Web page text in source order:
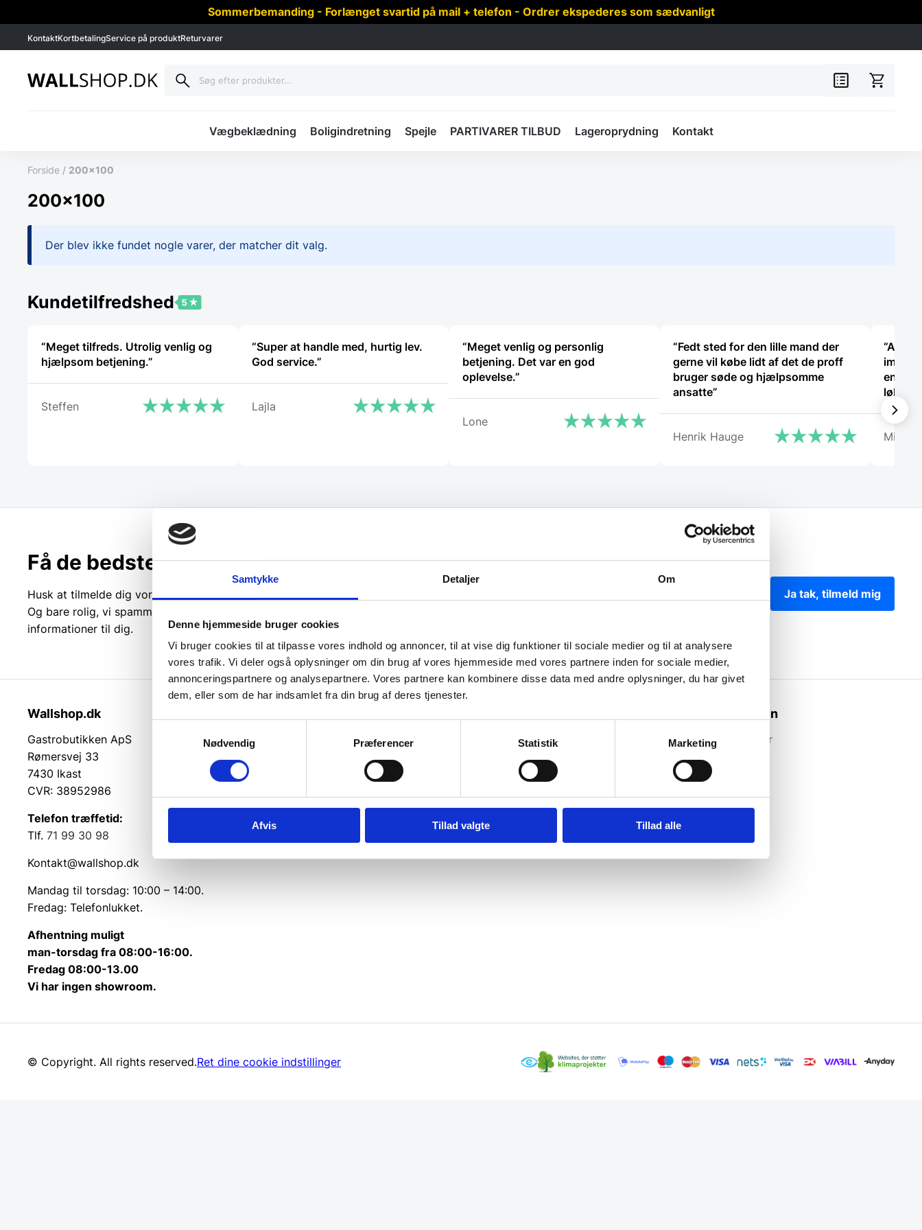
Samtykke Detaljer Om
Denne hjemmeside bruger cookies
Vi bruger cookies til at tilpasse vores indhold og annoncer, til at vise dig funktioner til sociale medier og til at analysere
vores trafik. Vi deler også oplysninger om din brug af vores hjemmeside med vores partnere inden for sociale medier,
annonceringspartnere og analysepartnere. Vores partnere kan kombinere disse data med andre oplysninger, du har givet
dem, eller som de har indsamlet fra din brug af deres tjenester.
Nødvendig
Præferencer Statistik Marketing
Afvis Tillad valgte Tillad alle
Sommerbemanding - Forlænget svartid på mail + telefon - Ordrer ekspederes som sædvanligt
KontaktKortbetalingService på produktReturvarer
Vægbeklædning Boligindretning Spejle PARTIVARER TILBUD Lageroprydning Kontakt
Forside / 200x100
200x100
Der blev ikke fundet nogle varer, der matcher dit valg.
Kundetilfredshed
“Meget tilfreds. Utrolig venlig og
hjælpsom betjening.”
Steffen
“Super at handle med, hurtig lev.
God service.”
Lajla
“Meget venlig og personlig
betjening. Det var en god
oplevelse.”
Lone
“Fedt sted for den lille mand der
gerne vil købe lidt af det de proff
bruger søde og hjælpsomme
ansatte”
Henrik Hauge
en fejl
løbet
og
Få de bedste tilbud først!
Husk at tilmelde dig vores nyhedsbrev og vær først til de bedste tilbud.
Og bare rolig, vi spammer dig ikke, men sender kun relevante tilbud og
informationer til dig.
Ja tak, tilmeld mig
Wallshop.dk
Gastrobutikken ApS
Rømersvej 33
7430 Ikast
CVR: 38952986
Telefon træffetid:
Tlf. 71 99 30 98
Kontakt@wallshop.dk
Mandag til torsdag: 10:00 – 14:00.
Fredag: Telefonlukket.
Afhentning muligt
man-torsdag fra 08:00-16:00.
Fredag 08:00-13.00
Vi har ingen showroom.
Kundeservice
Betingelser og garanti
Cookie info
Kortbetaling
Levering
Webshoppen
Alle produkter
© Copyright. All rights reserved.Ret dine cookie indstillinger